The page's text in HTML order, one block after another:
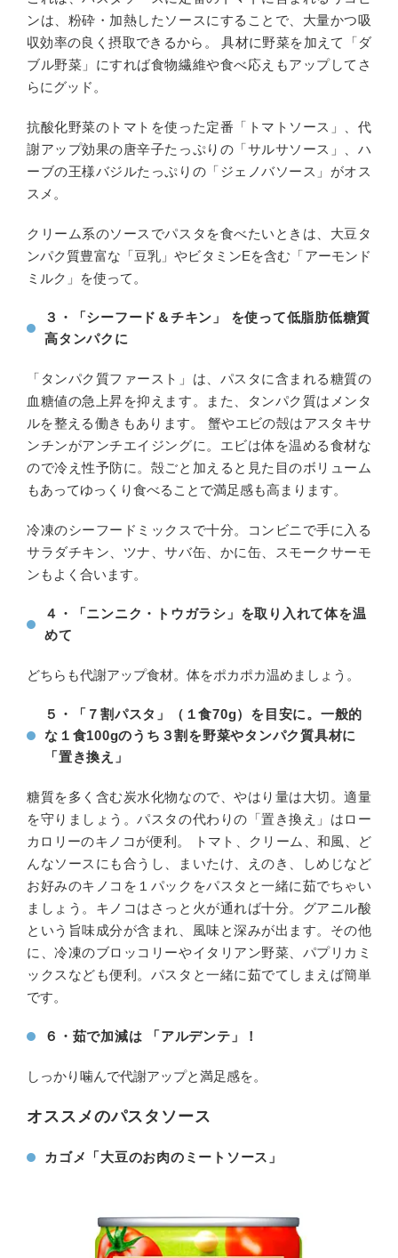
ンは、粉砕・加熱したソースにすることで、大量かつ吸
収効率の良く摂取できるから。 具材に野菜を加えて「ダ
ブル野菜」にすれば食物繊維や食べ応えもアップしてさ
らにグッド。
抗酸化野菜のトマトを使った定番「トマトソース」、代
謝アップ効果の唐辛子たっぷりの「サルサソース」、ハ
ーブの王様バジルたっぷりの「ジェノバソース」がオス
スメ。
クリーム系のソースでパスタを食べたいときは、大豆タ
ンパク質豊富な「豆乳」やビタミンEを含む「アーモンド
ミルク」を使って。
３・「シーフード＆チキン」 を使って低脂肪低糖質
高タンパクに
「タンパク質ファースト」は、パスタに含まれる糖質の
血糖値の急上昇を抑えます。また、タンパク質はメンタ
ルを整える働きもあります。 蟹やエビの殻はアスタキサ
ンチンがアンチエイジングに。エビは体を温める食材な
ので冷え性予防に。殻ごと加えると見た目のボリューム
もあってゆっくり食べることで満足感も高まります。
冷凍のシーフードミックスで十分。コンビニで手に入る
サラダチキン、ツナ、サバ缶、かに缶、スモークサーモ
ンもよく合います。
４・「ニンニク・トウガラシ」を取り入れて体を温
めて
どちらも代謝アップ食材。体をポカポカ温めましょう。
５・「７割パスタ」（１食70g）を目安に。一般的
な１食100gのうち３割を野菜やタンパク質具材に
「置き換え」
糖質を多く含む炭水化物なので、やはり量は大切。適量
を守りましょう。パスタの代わりの「置き換え」はロー
カロリーのキノコが便利。 トマト、クリーム、和風、ど
んなソースにも合うし、まいたけ、えのき、しめじなど
お好みのキノコを１パックをパスタと一緒に茹でちゃい
ましょう。キノコはさっと火が通れば十分。グアニル酸
という旨味成分が含まれ、風味と深みが出ます。その他
に、冷凍のブロッコリーやイタリアン野菜、パプリカミ
ックスなども便利。パスタと一緒に茹でてしまえば簡単
です。
６・茹で加減は 「アルデンテ」！
しっかり噛んで代謝アップと満足感を。
オススメのパスタソース
カゴメ「大豆のお肉のミートソース」